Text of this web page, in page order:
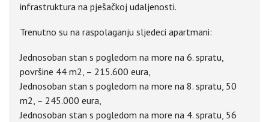
infrastruktura na pješačkoj udaljenosti.
Trenutno su na raspolaganju sljedeci apartmani:
Jednosoban stan s pogledom na more na 6. spratu,
površine 44 m2, – 215.600 eura,
Jednosoban stan s pogledom na more na 8. spratu, 50
m2, – 245.000 eura,
Jednosoban stan s pogledom na more na 4. spratu, 56